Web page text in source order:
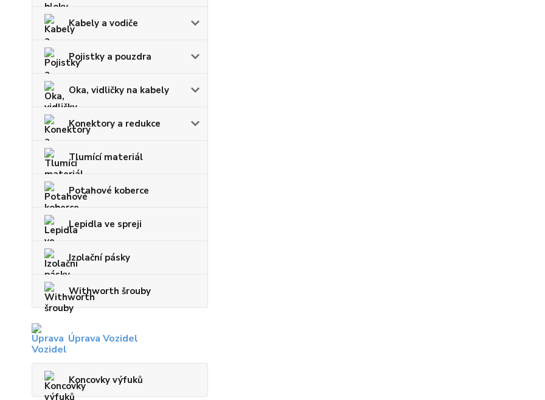
Kabely a vodiče
Pojistky a pouzdra
Oka, vidličky na kabely
Konektory a redukce
Tlumící materiál
Potahové koberce
Lepidla ve spreji
Izolační pásky
Withworth šrouby
Úprava Vozidel
Koncovky výfuků